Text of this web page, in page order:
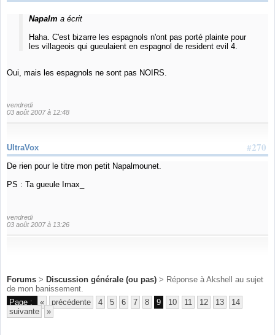
Napalm a écrit
Haha. C'est bizarre les espagnols n'ont pas porté plainte pour
les villageois qui gueulaient en espagnol de resident evil 4.
Oui, mais les espagnols ne sont pas NOIRS.
vendredi
03 août 2007 à 12:48
#270
UltraVox
De rien pour le titre mon petit Napalmounet.
PS : Ta gueule Imax_
vendredi
03 août 2007 à 13:26
Forums > Discussion générale (ou pas) > Réponse à Akshell au sujet
de mon banissement.
Page :
« précédente 4 5 6 7 8 9 10 11 12 13
14
suivante
»